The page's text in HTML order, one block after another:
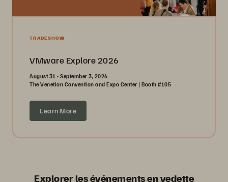
TRADESHOW
VMware Explore 2026
August 31 - September 3, 2026
The Venetian Convention and Expo Center | Booth #105
Learn More
Explorer les événements en vedette